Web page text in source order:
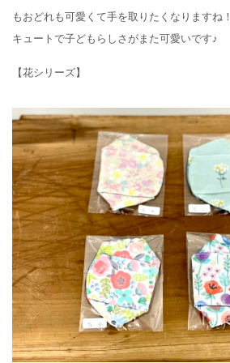
もおどれも可愛くて手を取りたくなりますね！
キュートで子どもらしさがまた可愛いです♪
【花シリーズ】